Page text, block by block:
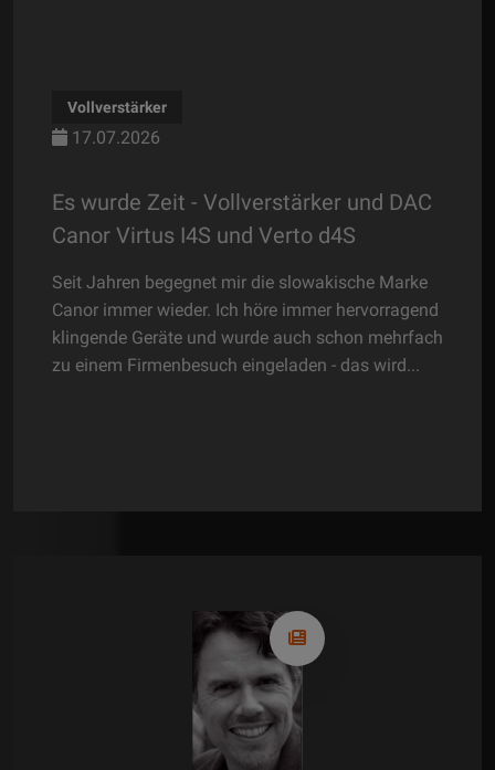
und DAC
Marke
hervorragend
mehrfach
- das wird...
Der neue Standard -
Michell Revolv
Das ist für Michell der neue Revolv.
sich die drei Modelle im Mitchell-
einem klar, dass der Revolv die goldene
Michell-Portfolio darstellt. Wobei, das ist